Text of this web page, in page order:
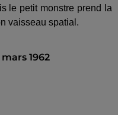
le petit monstre prend la
vaisseau spatial.
1962